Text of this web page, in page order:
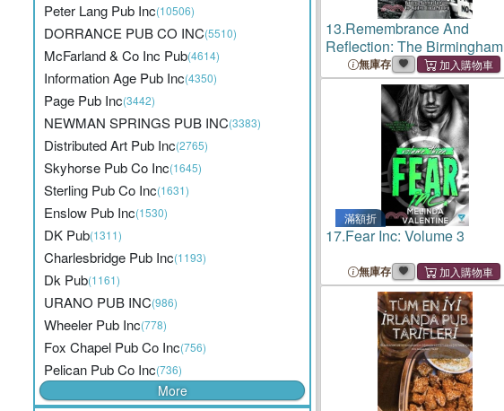
Peter Lang Pub Inc(10506)
DORRANCE PUB CO INC(5510)
McFarland & Co Inc Pub(4614)
Information Age Pub Inc(4350)
Page Pub Inc(3442)
NEWMAN SPRINGS PUB INC(3383)
Distributed Art Pub Inc(2765)
Skyhorse Pub Co Inc(1645)
Sterling Pub Co Inc(1631)
Enslow Pub Inc(1530)
DK Pub(1311)
Charlesbridge Pub Inc(1193)
Dk Pub(1161)
URANO PUB INC(986)
Wheeler Pub Inc(778)
Fox Chapel Pub Co Inc(756)
Pelican Pub Co Inc(736)
More
13.Remembrance And
Reflection: The Birmingham
Pub Bombings
無庫存
滿額折
17.Fear Inc: Volume 3
無庫存